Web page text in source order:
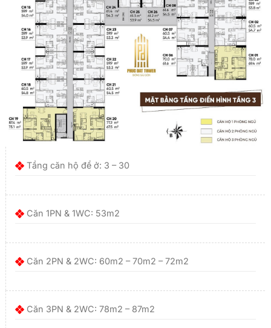
Tầng căn hộ để ở: 3 – 30
Căn 1PN & 1WC: 53m2
Căn 2PN & 2WC: 60m2 – 70m2 – 72m2
Căn 3PN & 2WC: 78m2 – 87m2